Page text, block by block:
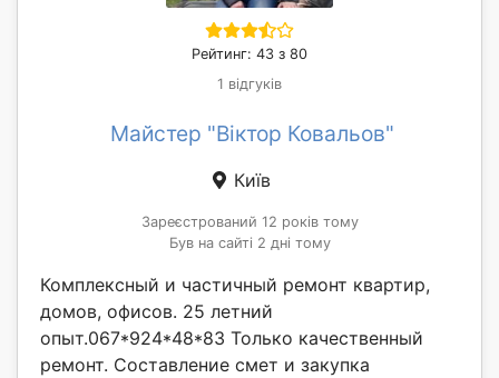
Рейтинг: 43 з 80
1 відгуків
Майстер "Віктор Ковальов"
Київ
Зареєстрований 12 років тому
Був на сайті 2 дні тому
Комплексный и частичный ремонт квартир,
домов, офисов. 25 летний
опыт.067*924*48*83 Только качественный
ремонт. Составление смет и закупка